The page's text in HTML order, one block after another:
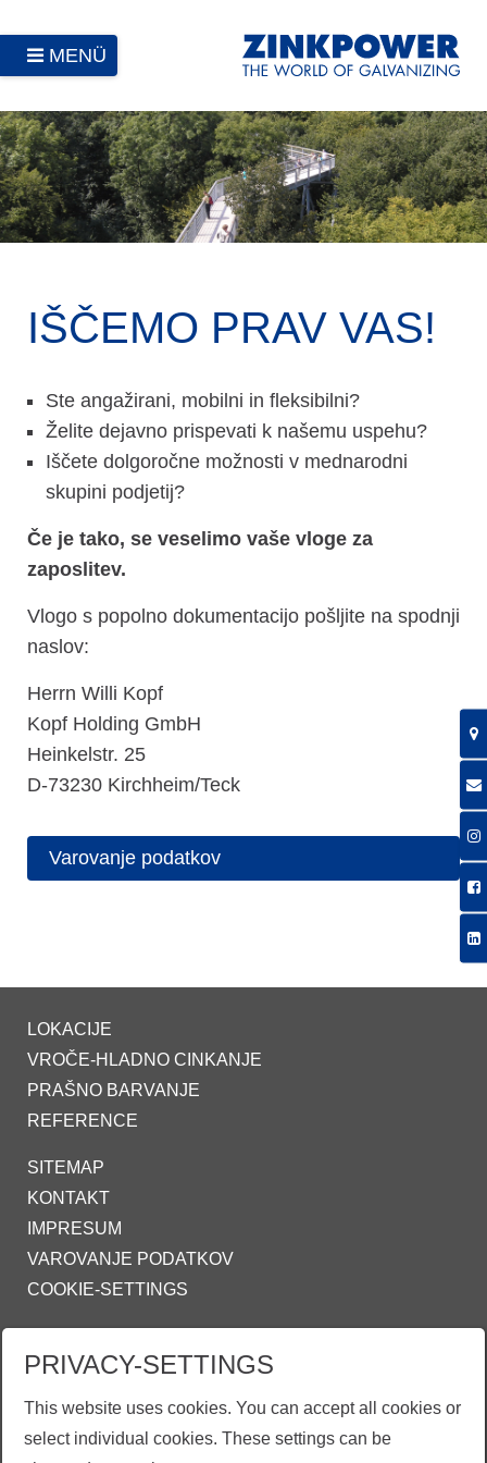
MENÜ
IŠČEMO PRAV VAS!
Ste angažirani, mobilni in fleksibilni?
Želite dejavno prispevati k našemu uspehu?
Iščete dolgoročne možnosti v mednarodni
skupini podjetij?
Če je tako, se veselimo vaše vloge za
zaposlitev.
Vlogo s popolno dokumentacijo pošljite na spodnji
naslov:
Herrn Willi Kopf
Kopf Holding GmbH
Heinkelstr. 25
D-73230 Kirchheim/Teck
Varovanje podatkov
LOKACIJE
VROČE-HLADNO CINKANJE
PRAŠNO BARVANJE
REFERENCE
SITEMAP
KONTAKT
IMPRESUM
VAROVANJE PODATKOV
COOKIE-SETTINGS
INFO@ZINKPOWER.COM
PRIVACY-SETTINGS
This website uses cookies. You can accept all cookies or
select individual cookies. These settings can be